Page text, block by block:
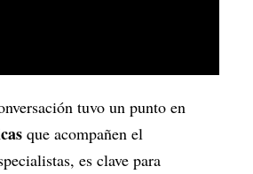
tuvo un punto en
que acompañen el
es clave para